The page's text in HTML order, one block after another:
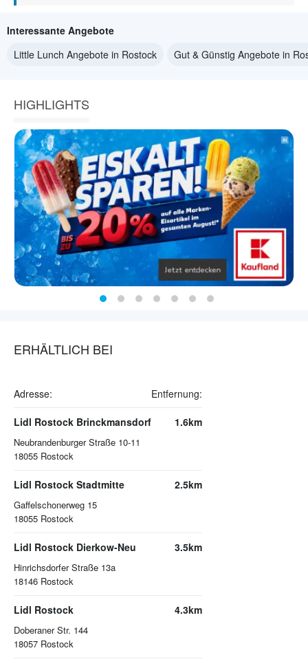
Interessante Angebote
Little Lunch Angebote in Rostock
Gut & Günstig Angebote in
HIGHLIGHTS
ERHÄLTLICH BEI
Adresse: Entfernung:
Lidl Rostock Brinckmansdorf
Neubrandenburger Straße 10-11
18055 Rostock
1.6km
Lidl Rostock Stadtmitte
Gaffelschonerweg 15
18055 Rostock
2.5km
Lidl Rostock Dierkow-Neu
Hinrichsdorfer Straße 13a
18146 Rostock
3.5km
Lidl Rostock
Doberaner Str. 144
18057 Rostock
4.3km